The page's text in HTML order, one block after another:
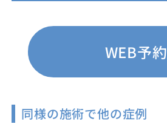
WEB予約
同様の施術で他の症例